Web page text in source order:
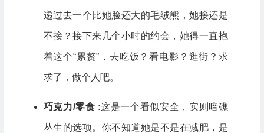
递过去一个比她脸还大的毛绒熊，她接还是
不接？接下来几个小时的约会，她得一直抱
着这个“累赘”，去吃饭？看电影？逛街？求
求了，做个人吧。
巧克力/零食 :这是一个看似安全，实则暗礁
丛生的选项。你不知道她是不是在减肥，是